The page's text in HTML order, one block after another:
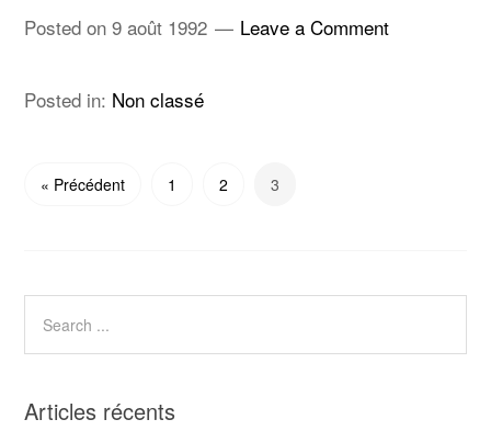
Posted on9 août 1992 Leave a Comment
Posted in: Non classé
« Précédent 1 2 3
Articles récents